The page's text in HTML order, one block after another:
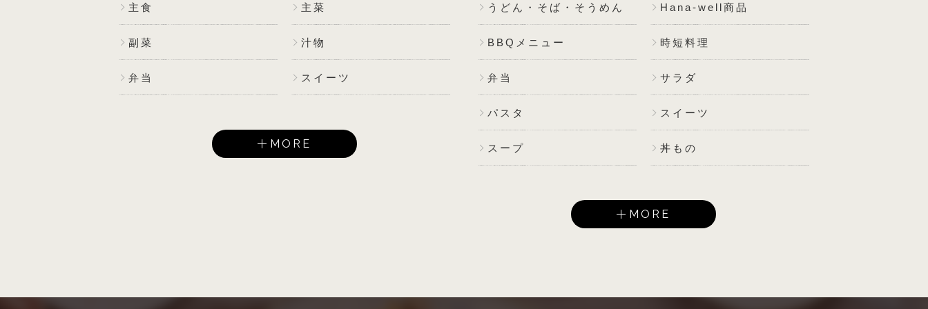
主食 主菜
副菜 汁物
弁当 スイーツ
MORE
うどん・そば・そうめん Hana-well商品
BBQメニュー 時短料理
弁当 サラダ
パスタ スイーツ
スープ 丼もの
MORE